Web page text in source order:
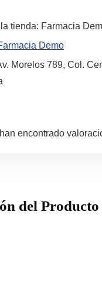
tienda: Farmacia
Demo
Morelos 789, Col.
encontrado
del Producto